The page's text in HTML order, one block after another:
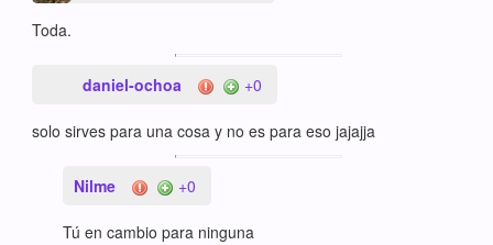
Toda.
daniel-ochoa +0
solo sirves para una cosa y no es para eso jajajja
Nilme +0
Tú en cambio para ninguna